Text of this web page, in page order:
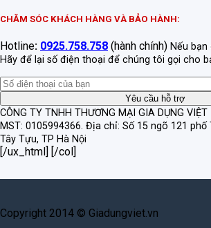
CHĂM SÓC KHÁCH HÀNG VÀ BẢO HÀNH:
Hotline: 0925.758.758 (hành chính) Nếu bạn
Hãy để lại số điện thoại để chúng tôi gọi cho
CÔNG TY TNHH THƯƠNG MẠI GIA DỤNG VIỆT
MST: 0105994366. Địa chỉ: Số 15 ngõ 121 phố
Tây Tựu, TP Hà Nội
[/ux_html] [/col]
Copyright 2014 © Giadungviet.vn